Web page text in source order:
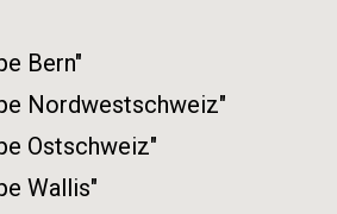
Bern"
Nordwestschweiz"
Ostschweiz"
Wallis"